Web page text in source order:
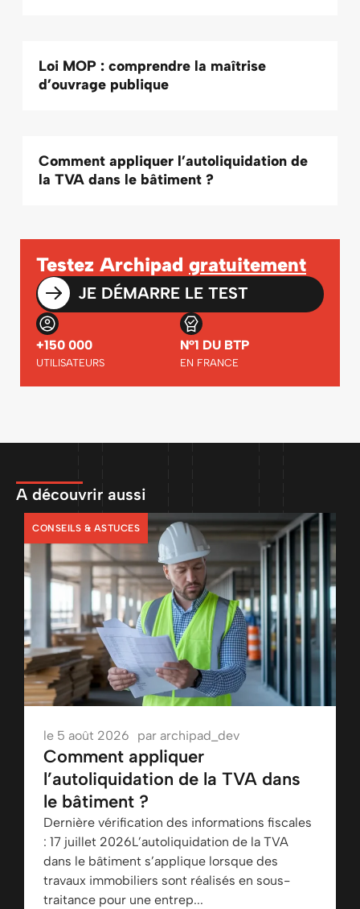
Loi MOP : comprendre la maîtrise
d’ouvrage publique
Comment appliquer l’autoliquidation de
la TVA dans le bâtiment ?
Testez Archipad gratuitement
JE DÉMARRE LE TEST
+150 000
UTILISATEURS
N°1 DU BTP
EN FRANCE
A découvrir aussi
CONSEILS & ASTUCES
le 5 août 2026 par archipad_dev
Comment appliquer
l’autoliquidation de la TVA dans
le bâtiment ?
Dernière vérification des informations fiscales
: 17 juillet 2026L’autoliquidation de la TVA
dans le bâtiment s’applique lorsque des
travaux immobiliers sont réalisés en sous-
traitance pour une entrep...